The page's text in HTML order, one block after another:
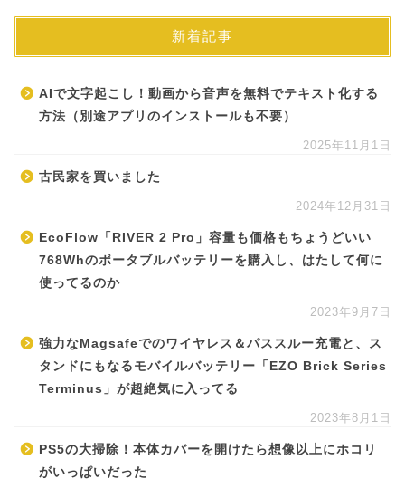
新着記事
AIで文字起こし！動画から音声を無料でテキスト化する
方法（別途アプリのインストールも不要）
2025年11月1日
古民家を買いました
2024年12月31日
EcoFlow「RIVER 2 Pro」容量も価格もちょうどいい
768Whのポータブルバッテリーを購入し、はたして何に
使ってるのか
2023年9月7日
強力なMagsafeでのワイヤレス＆パススルー充電と、ス
タンドにもなるモバイルバッテリー「EZO Brick Series
Terminus」が超絶気に入ってる
2023年8月1日
PS5の大掃除！本体カバーを開けたら想像以上にホコリ
がいっぱいだった